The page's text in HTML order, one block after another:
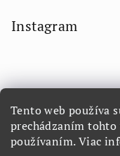
Tento web používa
prechádzaním tohto
používaním. Viac
Instagram